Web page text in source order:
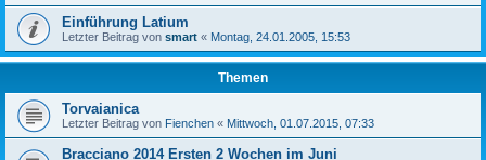
Einführung Latium
Letzter Beitrag von smart « Montag, 24.01.2005, 15:53
Themen
Torvaianica
Letzter Beitrag von Fienchen « Mittwoch, 01.07.2015, 07:33
Bracciano 2014 Ersten 2 Wochen im Juni